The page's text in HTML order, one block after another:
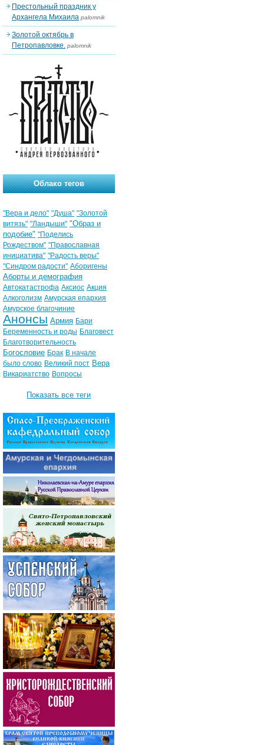
Престольный праздник у
Архангела Михаила palomnik
Золотой октябрь в
Петропавловке. palomnik
Облако тегов
"Вера и дело" "Душа" "Золотой
витязь" "Ландыши" "Образ и
подобие" "Поделись
Рождеством" "Православная
инициатива" "Радость веры"
"Синдром радости" Аборигены
Аборты и демография
Автокатастрофа Аксиос Акция
Алкоголизм Амурская епархия
Амурское благочиние
Анонсы Армия Бари
Беременность и роды Благовест
Благотворительность
Богословие Брак В начале
было слово Великий пост Вера
Викариатство Вопросы
Показать все теги